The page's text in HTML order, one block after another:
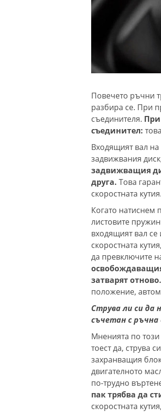
Повечето ръчни
разбира се. При
съединителя. При
съединител:
Входящият вал
задвижвания
задвижващия
друга. Това
скоростната кутия.
Когато натиснем
листовите
входящият вал
скоростната
да превключите
затварят отново.
положение,
Струва ли си да
съчетан с ръчна
Мненията по
тоест да, струва
захранващия
двигателното
по-трудно
пак трябва да
скоростната